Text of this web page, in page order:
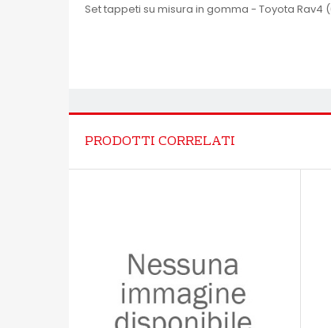
Set tappeti su misura in gomma - Toyota Rav4
PRODOTTI CORRELATI